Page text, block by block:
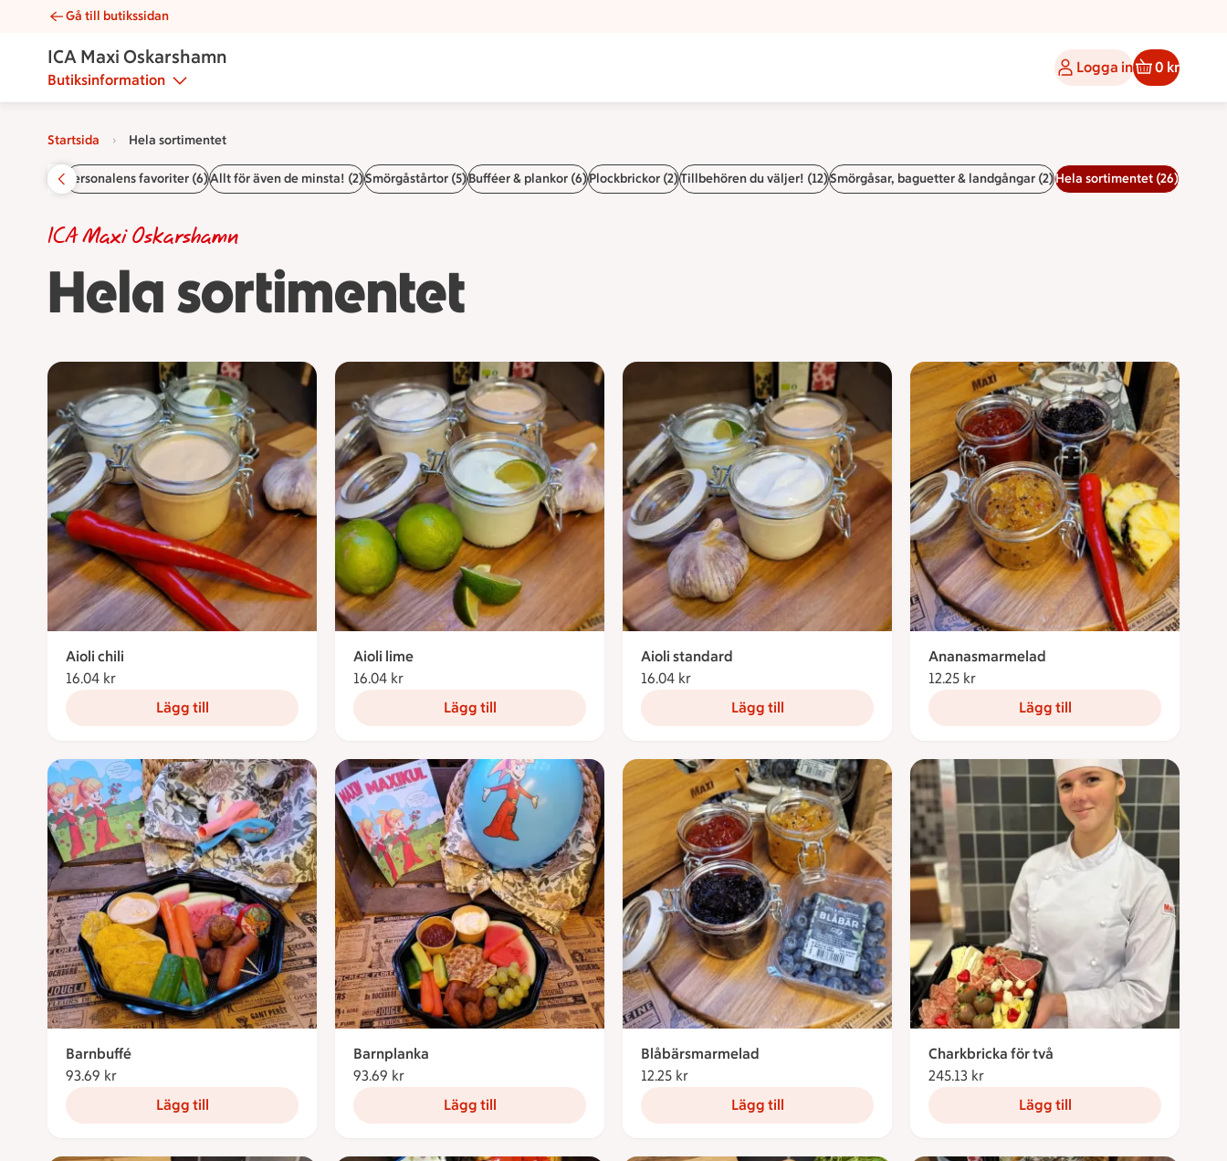
Hela sortimentet | Catering ICA Maxi Oskarshamn
Gå till butikssidan
ICA Maxi Oskarshamn
Butiksinformation
Logga in 0 kr
Startsida Hela sortimentet
Startsida Personalens favoriter (6)Allt för även de minsta! (2)Smörgåstårtor (5)Bufféer & plankor (6)Plockbrickor (2)Tillbehören du väljer! (12)Smörgåsar, baguetter & landgångar (2)Hela sortimentet (26)
Hela sortimentet
ICA Maxi Oskarshamn
Aioli chili
16.04 kr
Lägg till
Aioli lime
16.04 kr
Lägg till
Aioli standard
16.04 kr
Lägg till
Ananasmarmelad
12.25 kr
Lägg till
Barnbuffé
93.69 kr
Lägg till
Barnplanka
93.69 kr
Lägg till
Blåbärsmarmelad
12.25 kr
Lägg till
Charkbricka för två
245.13 kr
Lägg till